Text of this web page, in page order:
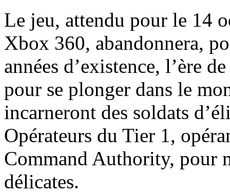
Le jeu, attendu pour le 14
Xbox 360, abandonnera,
années d’existence, l’ère
pour se plonger dans le
incarneront des soldats
Opérateurs du Tier 1,
Command Authority, pour
délicates.